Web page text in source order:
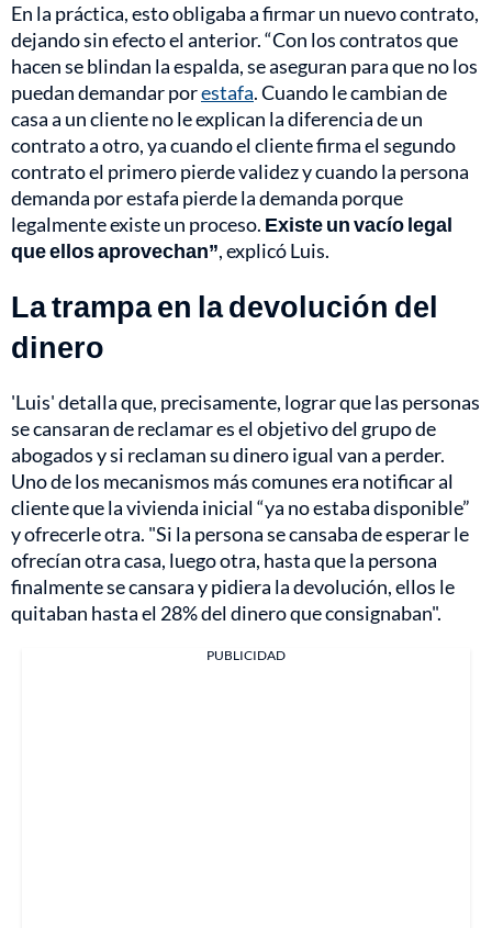
En la práctica, esto obligaba a firmar un nuevo contrato,
dejando sin efecto el anterior. “Con los contratos que
hacen se blindan la espalda, se aseguran para que no los
puedan demandar porestafa. Cuando le cambian de
casa a un cliente no le explican la diferencia de un
contrato a otro, ya cuando el cliente firma el segundo
contrato el primero pierde validez y cuando la persona
demanda por estafa pierde la demanda porque
legalmente existe un proceso. Existe un vacío legal
que ellos aprovechan”, explicó Luis.
La trampa en la devolución del
dinero
'Luis' detalla que, precisamente, lograr que las personas
se cansaran de reclamar es el objetivo del grupo de
abogados y si reclaman su dinero igual van a perder.
Uno de los mecanismos más comunes era notificar al
cliente que la vivienda inicial “ya no estaba disponible”
y ofrecerle otra. "Si la persona se cansaba de esperar le
ofrecían otra casa, luego otra, hasta que la persona
finalmente se cansara y pidiera la devolución, ellos le
quitaban hasta el 28% del dinero que consignaban".
PUBLICIDAD